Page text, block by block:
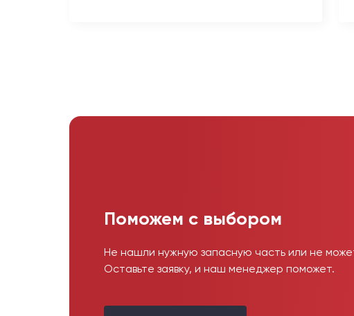
Поможем с выбором
Не нашли нужную запасную часть или не
Оставьте заявку, и наш менеджер поможет.